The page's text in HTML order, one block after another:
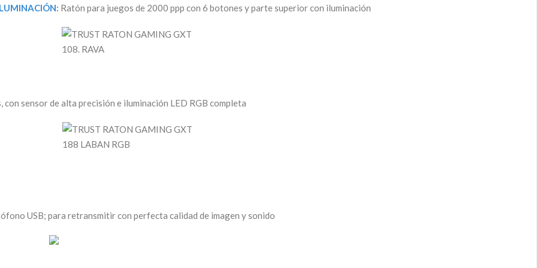
: Ratón para juegos de 2000 ppp con 6 botones y parte superior con iluminación
sensor de alta precisión e iluminación LED RGB completa
USB; para retransmitir con perfecta calidad de imagen y sonido